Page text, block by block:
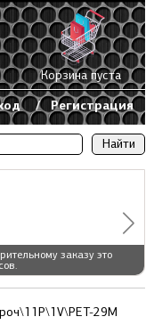
заказу это
/ Регистрация
Корзина пуста
29M